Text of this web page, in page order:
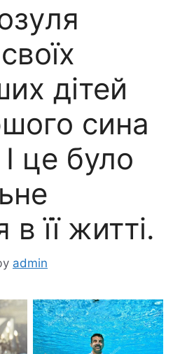
дітей
сина
це було
в її житті.
admin